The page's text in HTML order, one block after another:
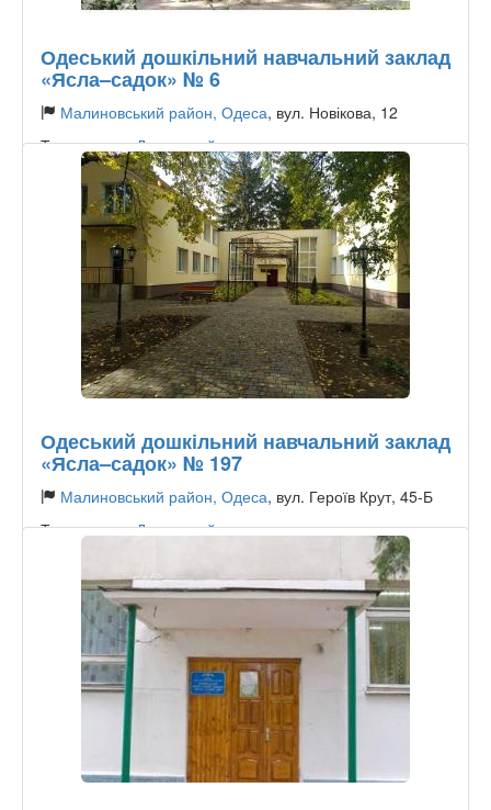
Одеський дошкільний навчальний заклад
«Ясла–садок» № 6
Малиновський район, Одеса, вул. Новікова, 12
Тип садочку:Державний
Одеський дошкільний навчальний заклад
«Ясла–садок» № 197
Малиновський район, Одеса, вул. Героїв Крут, 45-Б
Тип садочку:Державний